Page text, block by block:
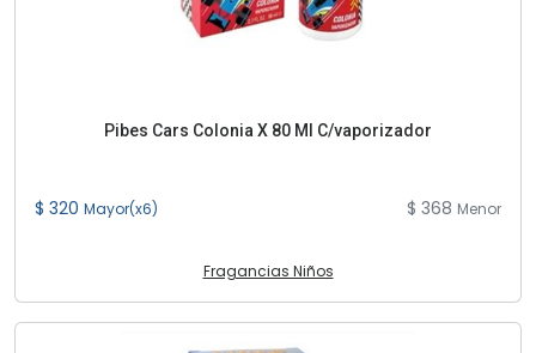
Pibes Cars Colonia X 80 Ml C/vaporizador
$ 320 Mayor(x6) $ 368 Menor
Fragancias Niños